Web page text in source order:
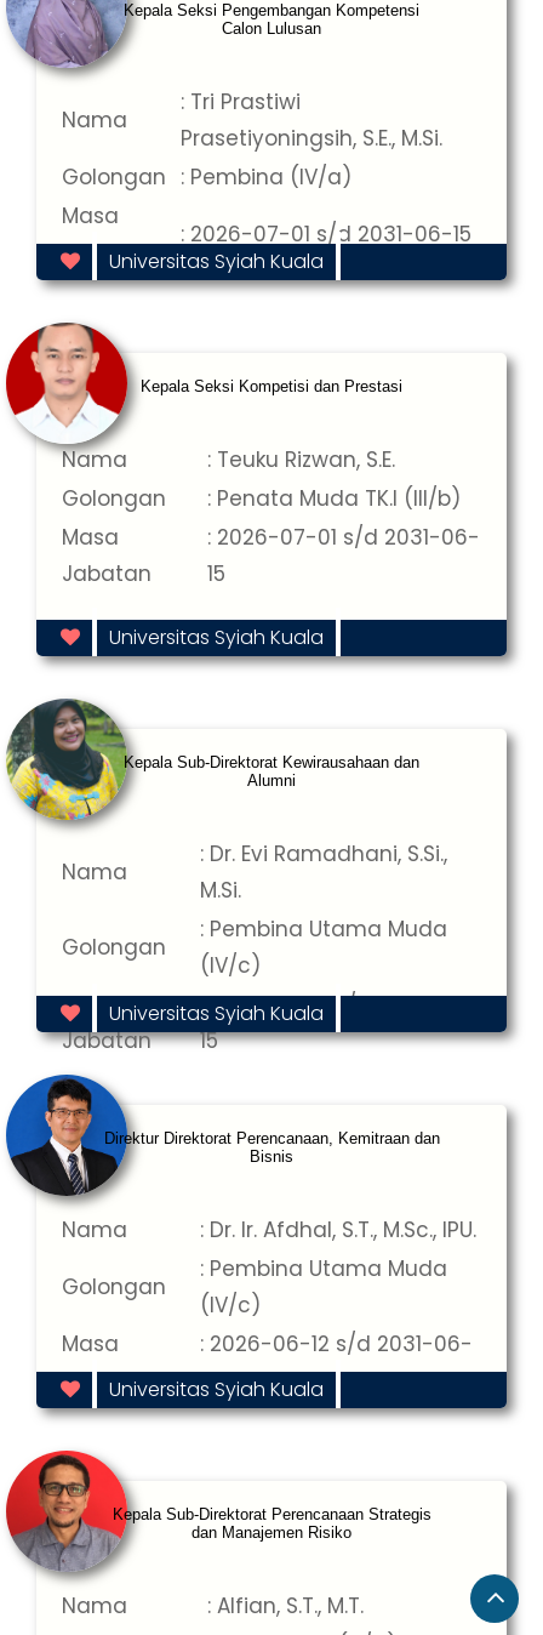
Kepala Seksi Pengembangan Kompetensi
Calon Lulusan
Nama
: Tri Prastiwi
Prasetiyoningsih, S.E., M.Si.
Golongan : Pembina (IV/a)
Masa
Jabatan
: 2026-07-01 s/d 2031-06-15
Universitas Syiah Kuala
Kepala Seksi Kompetisi dan Prestasi
Nama
: Teuku Rizwan, S.E.
Golongan
: Penata Muda TK.I (III/b)
Masa
Jabatan
: 2026-07-01 s/d 2031-06-
15
Universitas Syiah Kuala
Kepala Sub-Direktorat Kewirausahaan dan
Alumni
Nama
: Dr. Evi Ramadhani, S.Si.,
M.Si.
Golongan
: Pembina Utama Muda
(IV/c)
Masa
Jabatan
: 2026-06-15 s/d 2031-06-
15
Universitas Syiah Kuala
Direktur Direktorat Perencanaan, Kemitraan dan
Bisnis
Nama
: Dr. Ir. Afdhal, S.T., M.Sc., IPU.
Golongan
: Pembina Utama Muda
(IV/c)
Masa
Jabatan
: 2026-06-12 s/d 2031-06-
12
Universitas Syiah Kuala
Kepala Sub-Direktorat Perencanaan Strategis
dan Manajemen Risiko
Nama
: Alfian, S.T., M.T.